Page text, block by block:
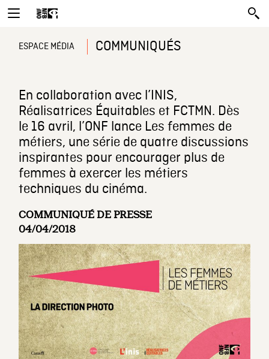
ESPACE MÉDIA COMMUNIQUÉS
En collaboration avec l’INIS,
Réalisatrices Équitables et FCTMN. Dès
le 16 avril, l’ONF lance Les femmes de
métiers, une série de quatre discussions
inspirantes pour encourager plus de
femmes à exercer les métiers
techniques du cinéma.
COMMUNIQUÉ DE PRESSE
04/04/2018